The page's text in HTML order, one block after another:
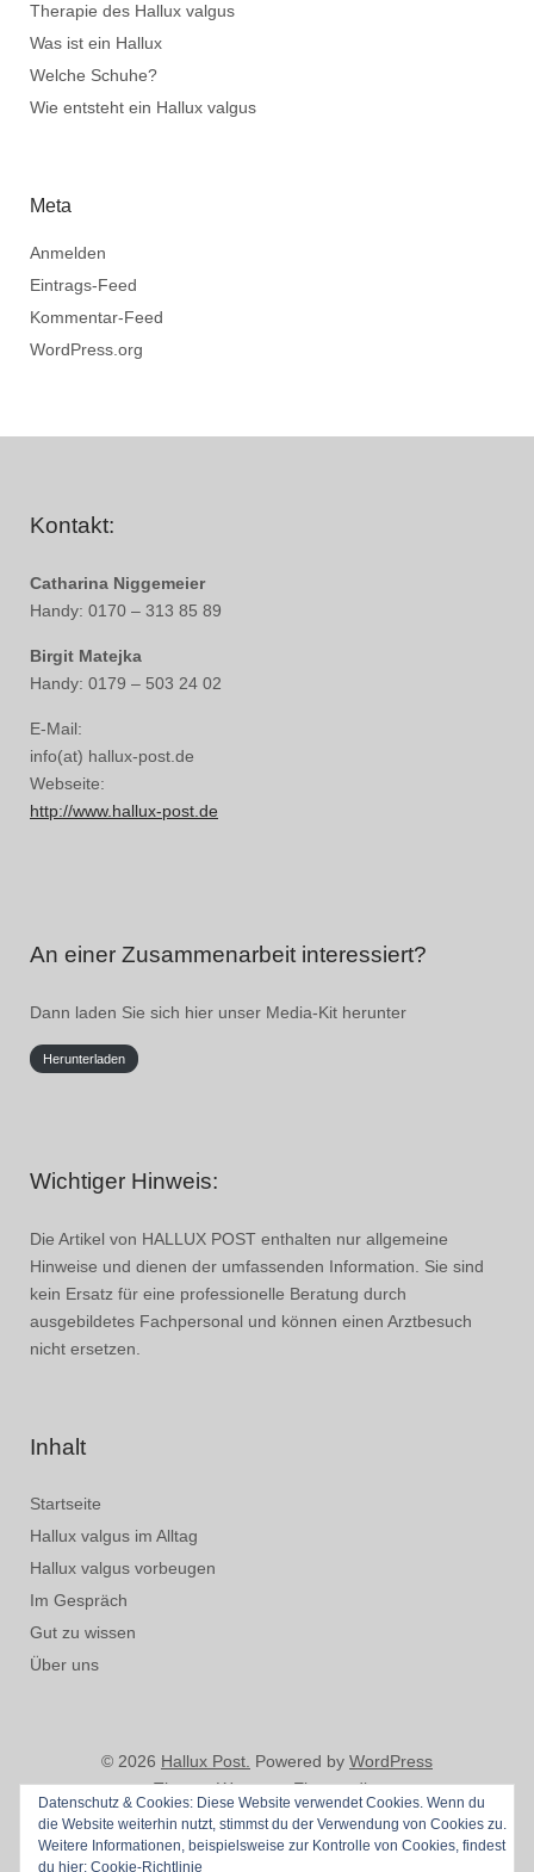
Therapie des Hallux valgus
Was ist ein Hallux
Welche Schuhe?
Wie entsteht ein Hallux valgus
Meta
Anmelden
Eintrags-Feed
Kommentar-Feed
WordPress.org
Kontakt:
Catharina Niggemeier
Handy: 0170 – 313 85 89
Birgit Matejka
Handy: 0179 – 503 24 02
E-Mail:
info(at) hallux-post.de
Webseite:
http://www.hallux-post.de
An einer Zusammenarbeit interessiert?
Dann laden Sie sich hier unser Media-Kit herunter
Herunterladen
Wichtiger Hinweis:
Die Artikel von HALLUX POST enthalten nur allgemeine
Hinweise und dienen der umfassenden Information. Sie sind
kein Ersatz für eine professionelle Beratung durch
ausgebildetes Fachpersonal und können einen Arztbesuch
nicht ersetzen.
Inhalt
Startseite
Hallux valgus im Alltag
Hallux valgus vorbeugen
Im Gespräch
Gut zu wissen
Über uns
© 2026 Hallux Post. Powered by WordPress
Theme: Weta vonElmastudio.
Datenschutz & Cookies: Diese Website verwendet Cookies. Wenn du
die Website weiterhin nutzt, stimmst du der Verwendung von Cookies zu.
Weitere Informationen, beispielsweise zur Kontrolle von Cookies, findest
du hier: Cookie-Richtlinie